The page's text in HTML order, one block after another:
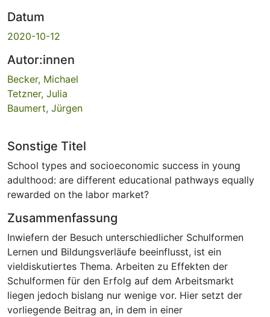
Datum
2020-10-12
Autor:innen
Becker, Michael
Tetzner, Julia
Baumert, Jürgen
Sonstige Titel
School types and socioeconomic success in young
adulthood: are different educational pathways equally
rewarded on the labor market?
Zusammenfassung
Inwiefern der Besuch unterschiedlicher Schulformen
Lernen und Bildungsverläufe beeinflusst, ist ein
vieldiskutiertes Thema. Arbeiten zu Effekten der
Schulformen für den Erfolg auf dem Arbeitsmarkt
liegen jedoch bislang nur wenige vor. Hier setzt der
vorliegende Beitrag an, in dem in einer